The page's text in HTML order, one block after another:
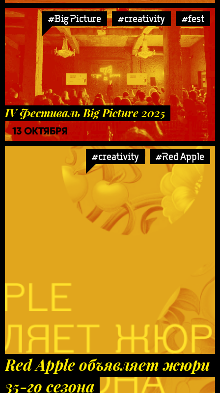
#Big Picture #creativity #fest
IV Фестиваль Big Picture 2025
13 ОКТЯБРЯ
#creativity #Red Apple
Red Apple объявляет жюри
35-го сезона